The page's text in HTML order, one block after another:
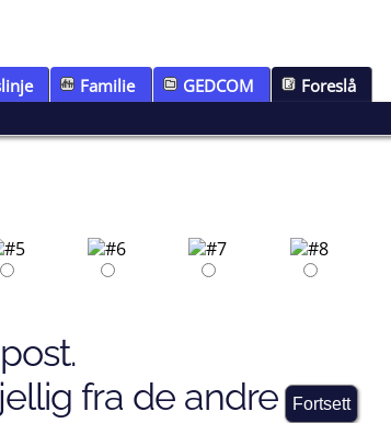
Familie GEDCOM Foreslå
fra de andre